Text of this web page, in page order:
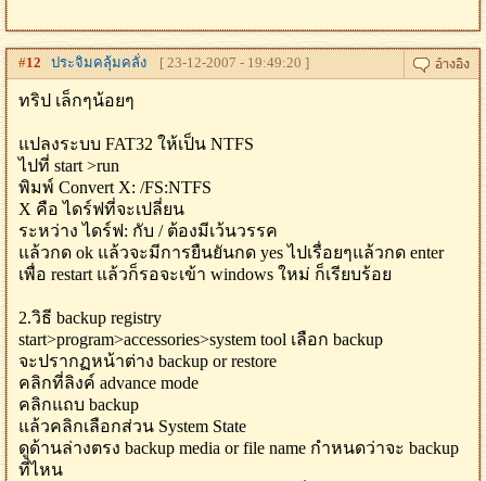
#12 ประจิมคลุ้มคลั่ง [ 23-12-2007 - 19:49:20 ]
ทริป เล็กๆน้อยๆ
แปลงระบบ FAT32 ให้เป็น NTFS
ไปที่ start >run
พิมพ์ Convert X: /FS:NTFS
X คือ ไดร์ฟที่จะเปลี่ยน
ระหว่าง ไดร์ฟ: กับ / ต้องมีเว้นวรรค
แล้วกด ok แล้วจะมีการยืนยันกด yes ไปเรื่อยๆแล้วกด enter
เพื่อ restart แล้วก็รอจะเข้า windows ใหม่ ก็เรียบร้อย
2.วิธี backup registry
start>program>accessories>system tool เลือก backup
จะปรากฏหน้าต่าง backup or restore
คลิกที่ลิงค์ advance mode
คลิกแถบ backup
แล้วคลิกเลือกส่วน System State
ดูด้านล่างตรง backup media or file name กำหนดว่าจะ backup
ที่ไหน